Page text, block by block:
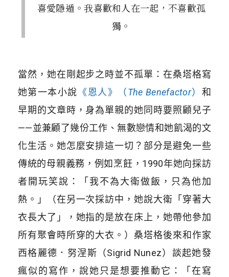
喜愛隱遁。我喜歡和人在一起，不喜歡孤
獨。
當然，她在剛起步之時並不孤單：在桑塔格寫
她第一本小說 《恩人》（The Benefactor） 和
早期的文章時，身為單親的她同時要照顧兒子
——並兼顧了幾份工作、無數戀情和她飢渴的文
化生活。她怎麼安排這一切？部分是避免一些
傳統的母親義務，例如烹飪，1990年她向採訪
者開玩笑說：「我不為大衛做飯，只為他加
熱。」（在另一次採訪中，她說大衛「穿著大
衣長大了」，她指的是放在床上，她帶他參加
所有聚會時所穿的大衣。）桑塔格後來和作家
西格麗德．努涅斯（Sigrid Nunez）談起她發
瘋似的寫作，說她只是想要推動它：「在寫